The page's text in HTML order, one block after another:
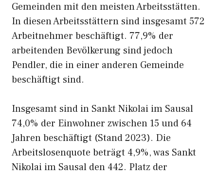
Gemeinden mit den meisten Arbeitsstätten.
In diesen Arbeitsstättern sind insgesamt 572
Arbeitnehmer beschäftigt. 77,9% der
arbeitenden Bevölkerung sind jedoch
Pendler, die in einer anderen Gemeinde
beschäftigt sind.
Insgesamt sind in Sankt Nikolai im Sausal
74,0% der Einwohner zwischen 15 und 64
Jahren beschäftigt (Stand 2023). Die
Arbeitslosenquote beträgt 4,9%, was Sankt
Nikolai im Sausal den 442. Platz der